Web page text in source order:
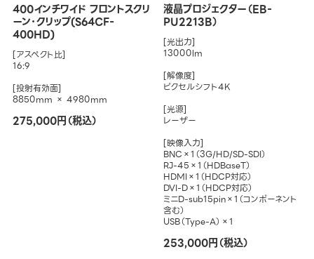
400インチワイド フロントスクリ
ーン･クリップ(S64CF-
400HD)
[アスペクト比]
16:9
[投射有効面]
8850mm × 4980mm
275,000円（税込）
液晶プロジェクター（EB-
PU2213B）
[光出力]
13000lm
[解像度]
ピクセルシフト4K
[光源]
レーザー
[映像入力]
BNC×1（3G/HD/SD-SDI）
RJ-45×1（HDBaseT）
HDMI×1（HDCP対応）
DVI-D×1（HDCP対応）
ミニD-sub15pin×1（コンポーネント
含む）
USB（Type-A）×1
253,000円（税込）